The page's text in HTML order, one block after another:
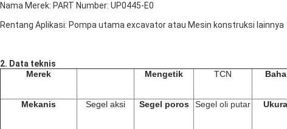
Nama Merek: PART Number: UP0445-E0
Rentang Aplikasi: Pompa utama excavator atau Mesin konstruksi lainnya
2. Data teknis
Merek
Mengetik TCN
Mekanis Segel aksi Segel poros Segel oli putar